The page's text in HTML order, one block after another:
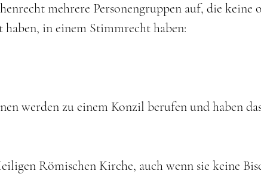
mehrere Personengruppen auf, die
haben, in einem Stimmrecht haben:
werden zu einem Konzil berufen und haben
Römischen Kirche, auch wenn sie keine